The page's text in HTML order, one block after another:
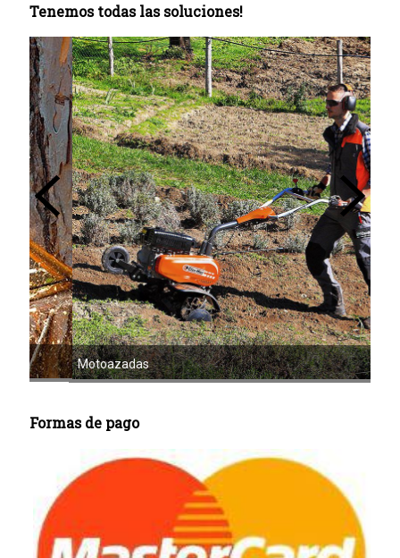
Tenemos todas las soluciones!
Motoazadas
Formas de pago